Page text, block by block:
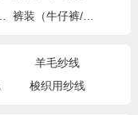
羊毛纱线
梭织用纱线